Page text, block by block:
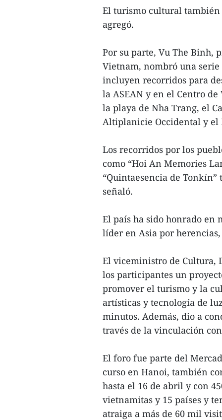
El turismo cultural
agregó.
Por su parte, Vu The Binh,
Vietnam, nombró una
incluyen recorridos para
la ASEAN y en el Centro
la playa de Nha Trang, el
Altiplanicie Occidental y el
Los recorridos por los
como “Hoi An Memories
“Quintaesencia de
señaló.
El país ha sido honrado en
líder en Asia por
El viceministro de Cultura,
los participantes un
promover el turismo y la
artísticas y tecnología de
minutos. Además, dio a
través de la vinculación
El foro fue parte del
curso en Hanoi, también
hasta el 16 de abril y con
vietnamitas y 15 países y
atraiga a más de 60 mil